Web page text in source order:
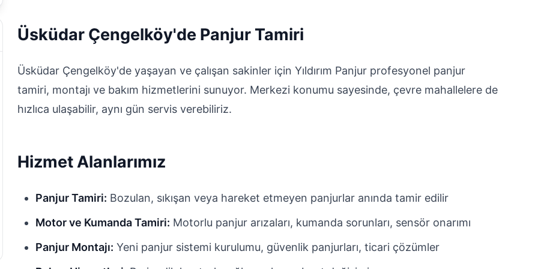
Üsküdar Çengelköy'de Panjur Tamiri
Üsküdar Çengelköy'de yaşayan ve çalışan sakinler için Yıldırım Panjur profesyonel panjur
tamiri, montajı ve bakım hizmetlerini sunuyor. Merkezi konumu sayesinde, çevre mahallelere de
hızlıca ulaşabilir, aynı gün servis verebiliriz.
Hizmet Alanlarımız
Panjur Tamiri: Bozulan, sıkışan veya hareket etmeyen panjurlar anında tamir edilir
Motor ve Kumanda Tamiri: Motorlu panjur arızaları, kumanda sorunları, sensör onarımı
Panjur Montajı: Yeni panjur sistemi kurulumu, güvenlik panjurları, ticari çözümler